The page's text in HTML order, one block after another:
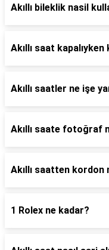
Akıllı bileklik nasil
Akıllı saat
Akıllı saatler ne işe
Akıllı saate fotoğraf
Akıllı saatten kordon
1 Rolex ne kadar?